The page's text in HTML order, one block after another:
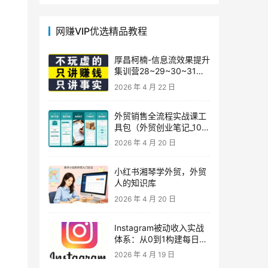
网赚VIP优选精品教程
厚昌柯楠-信息流效果提升
集训营28~29~30~31
期，智能投放·巨量AD/百
度优化·AI提效指南
2026 年 4 月 22 日
外贸销售全流程实战课工
具包（外贸创业笔记_10年
外贸经验）
2026 年 4 月 20 日
小红书湘琴学外贸，外贸
人的知识库
2026 年 4 月 20 日
Instagram被动收入实战
体系：从0到1构建每日盈
利的自动销售漏斗
2026 年 4 月 19 日